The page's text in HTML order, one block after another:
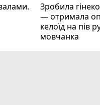
Зробила
— отримала
келоїд на пів
мовчанка